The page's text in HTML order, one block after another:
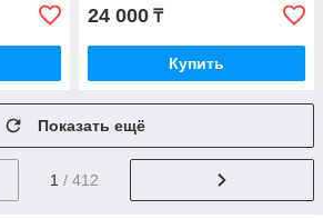
24 000 ₸
Купить
Показать ещё
1 / 412